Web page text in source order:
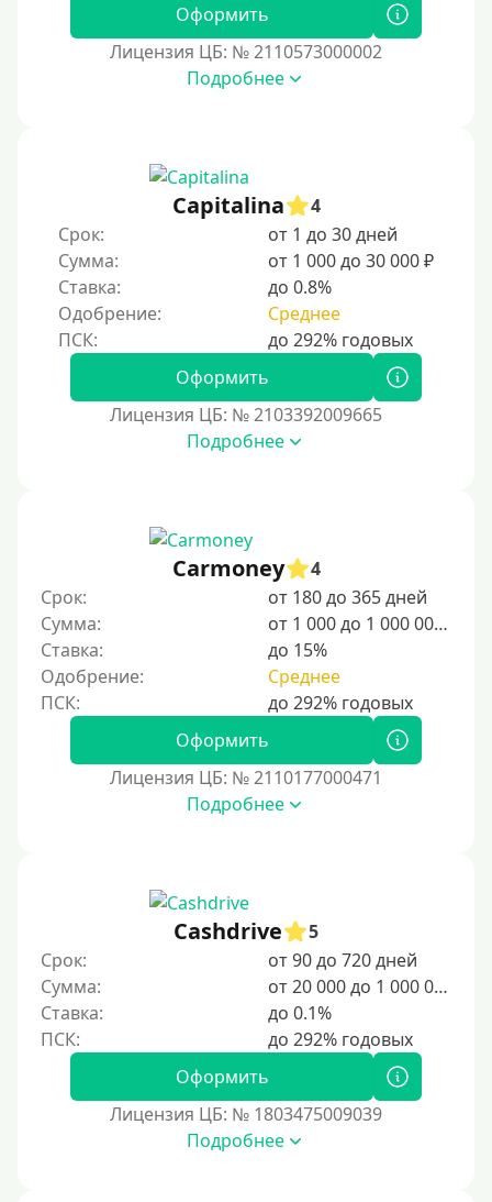
Пенсионерам до 80 лет
Пенсионерам до 85 лет
Без упоминания места трудоустройства
Для иностранных граждан
Для лиц, имеющих гражданство других государств,
находящихся на территории Украины
Для граждан других стран, проживающих в
Казахстане
Для граждан других стран, прибывающих в
Для граждан Таджикистана, проживающих за
Армении, важно ознакомиться с местными законами
и правилами пребывания. Знание визовых
требований, условий регистрации и возможностей
трудоустройства поможет адаптироваться в стране.
Армения предлагает гостеприимную атмосферу,
богатую культуру и разнообразные возможности для
работы и учебы.
Для граждан Узбекистана, проживающих за рубежом
Сумма (рублей)
400 руб
500 руб
1000 руб
1500 руб
2000 руб
Оформить
Лицензия ЦБ: № 2110573000002
Подробнее
Capitalina
4
Срок:
от 1 до 30 дней
Сумма:
от 1 000 до 30 000 ₽
Ставка:
до 0.8%
Одобрение:
Среднее
Оформить
Лицензия ЦБ: № 2103392009665
Подробнее
Carmoney
4
Срок:
от 180 до 365 дней
Сумма:
от 1 000 до 1 000 000 ₽
Ставка:
до 15%
Одобрение:
Среднее
Оформить
Лицензия ЦБ: № 2110177000471
Подробнее
Cashdrive
5
Срок:
от 90 до 720 дней
Сумма:
от 20 000 до 1 000 000 ₽
Ставка:
до 0.1%
Оформить
Лицензия ЦБ: № 1803475009039
Подробнее